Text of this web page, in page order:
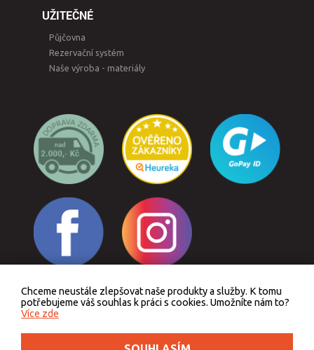
UŽITEČNÉ
Půjčovna
Rezervační systém
Naše výroba - materiály
Odstoupit od smlouvy
Podle zákona o evidenci tržeb je prodávající povinen vystavit kupujícímu účtenku.
Chceme neustále zlepšovat naše produkty a služby. K tomu
potřebujeme váš souhlas k práci s cookies. Umožníte nám to?
Více zde